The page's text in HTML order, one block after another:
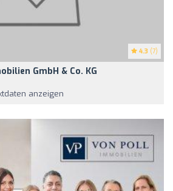
4.3 (7)
GmbH & Co. KG
anzeigen